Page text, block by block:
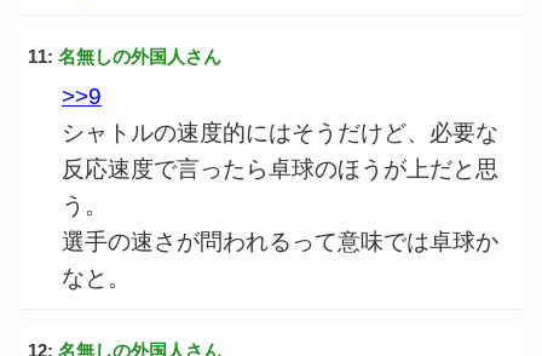
11: 名無しの外国人さん
>>9
シャトルの速度的にはそうだけど、必要な
反応速度で言ったら卓球のほうが上だと思
う。
選手の速さが問われるって意味では卓球か
なと。
12: 名無しの外国人さん